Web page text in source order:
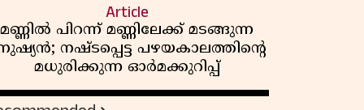
Article
മണ്ണിൽ പിറന്ന് മണ്ണിലേക്ക് മടങ്ങുന്ന
നഷ്ടപ്പെട്ട പഴയകാലത്തിൻ്റെ
മധുരിക്കുന്ന ഓർമക്കുറിപ്പ്